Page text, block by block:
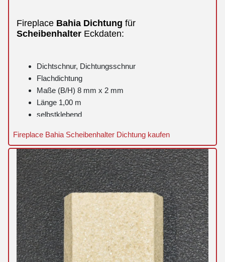
Fireplace Bahia Dichtung für
Scheibenhalter Eckdaten:
Dichtschnur, Dichtungsschnur
Flachdichtung
Maße (B/H) 8 mm x 2 mm
Länge 1,00 m
selbstklebend
Fireplace Bahia Scheibenhalter Dichtung kaufen